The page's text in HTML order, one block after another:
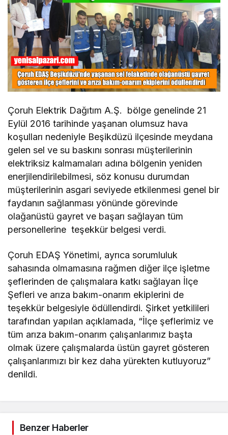
Çoruh Elektrik Dağıtım A.Ş. bölge genelinde 21
Eylül 2016 tarihinde yaşanan olumsuz hava
koşulları nedeniyle Beşikdüzü ilçesinde meydana
gelen sel ve su baskını sonrası müşterilerinin
elektriksiz kalmamaları adına bölgenin yeniden
enerjilendirilebilmesi, söz konusu durumdan
müşterilerinin asgari seviyede etkilenmesi genel bir
faydanın sağlanması yönünde görevinde
olağanüstü gayret ve başarı sağlayan tüm
personellerine teşekkür belgesi verdi.
Çoruh EDAŞ Yönetimi, ayrıca sorumluluk
sahasında olmamasına rağmen diğer ilçe işletme
şeflerinden de çalışmalara katkı sağlayan İlçe
Şefleri ve arıza bakım-onarım ekiplerini de
teşekkür belgesiyle ödüllendirdi. Şirket yetkilileri
tarafından yapılan açıklamada, “İlçe şeflerimiz ve
tüm arıza bakım-onarım çalışanlarımız başta
olmak üzere çalışmalarda üstün gayret gösteren
çalışanlarımızı bir kez daha yürekten kutluyoruz”
denildi.
Benzer Haberler